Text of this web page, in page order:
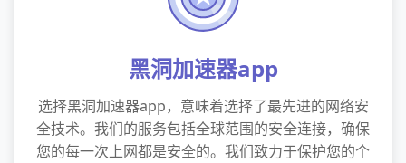
黑洞加速器app
选择黑洞加速器app，意味着选择了最先进的网络安
全技术。我们的服务包括全球范围的安全连接，确保
您的每一次上网都是安全的。我们致力于保护您的个